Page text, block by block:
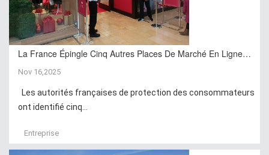
La France Épingle Cinq Autres Places De Marché En Ligne…
Nov 16,2025
Les autorités françaises de protection des consommateurs
ont identifié cinq...
Entreprise